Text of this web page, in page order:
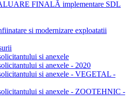
FINALĂ implementare SDL
si modernizare exploatatii
si anexele
si anexele - 2020
si anexele - VEGETAL -
si anexele - ZOOTEHNIC -